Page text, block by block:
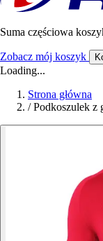
Suma częściowa
Zobacz mój koszyk
Loading...
Strona główna
/ Podkoszulek z